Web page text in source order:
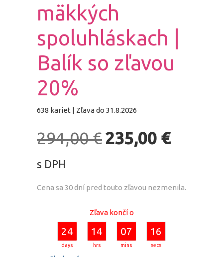
mäkkých
spoluhláskach |
Balík so zľavou
20%
638 kariet | Zľava do 31.8.2026
294,00€ Pôvodná
235,00 €
s DPH
Cena sa 30 dní pred touto zľavou nezmenila.
Zľava končí o
24
days
14
hrs
07
mins
15
secs